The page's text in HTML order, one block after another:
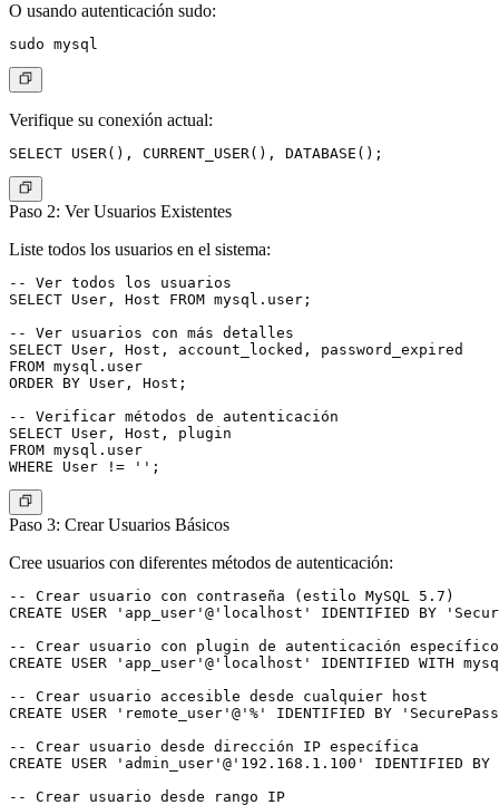
O usando autenticación sudo:
Verifique su conexión actual:
Paso 2: Ver Usuarios Existentes
Liste todos los usuarios en el sistema:
-- Ver todos los usuarios
SELECT User, Host FROM mysql.user;
-- Ver usuarios con más detalles
SELECT User, Host, account_locked, password_expired
FROM mysql.user
ORDER BY User, Host;
-- Verificar métodos de autenticación
SELECT User, Host, plugin
FROM mysql.user
Paso 3: Crear Usuarios Básicos
Cree usuarios con diferentes métodos de autenticación:
-- Crear usuario con contraseña (estilo MySQL 5.7)
CREATE USER 'app_user'@'localhost' IDENTIFIED BY
-- Crear usuario con plugin de autenticación específico
CREATE USER 'app_user'@'localhost' IDENTIFIED WITH
-- Crear usuario accesible desde cualquier host
CREATE USER 'remote_user'@'%' IDENTIFIED BY
-- Crear usuario desde dirección IP específica
CREATE USER 'admin_user'@'192.168.1.100' IDENTIFIED
-- Crear usuario desde rango IP